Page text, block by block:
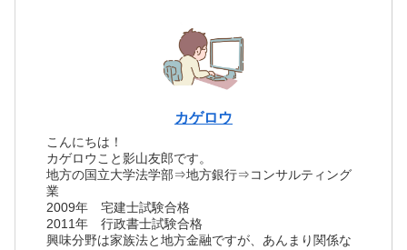
カゲロウ
こんにちは！
カゲロウこと影山友郎です。
地方の国立大学法学部⇒地方銀行⇒コンサルティング
業
2009年 宅建士試験合格
2011年 行政書士試験合格
興味分野は家族法と地方金融ですが、あんまり関係な